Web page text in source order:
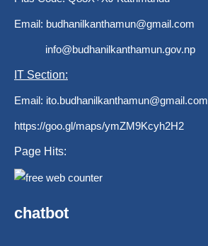
Email: budhanilkanthamun@gmail.com
info@budhanilkanthamun.gov.np
IT Section:
Email: ito.budhanilkanthamun@gmail.com
https://goo.gl/maps/ymZM9Kcyh2H2
Page Hits:
chatbot